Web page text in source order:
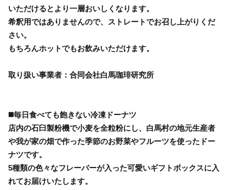
いただけるとより一層おいしくなります。
希釈用ではありませんので、ストレートでお召し上がりくだ
さい。
もちろんホットでもお飲みいただけます。
取り扱い事業者：合同会社白馬珈琲研究所
◼️毎日食べても飽きない冷凍ドーナツ
店内の石臼製粉機で小麦を全粒粉にし、白馬村の地元生産者
や我が家の畑で作った季節のお野菜やフルーツを使ったドー
ナツです。
5種類の色々なフレーバーが入った可愛いギフトボックスに入
れてお届けいたします。